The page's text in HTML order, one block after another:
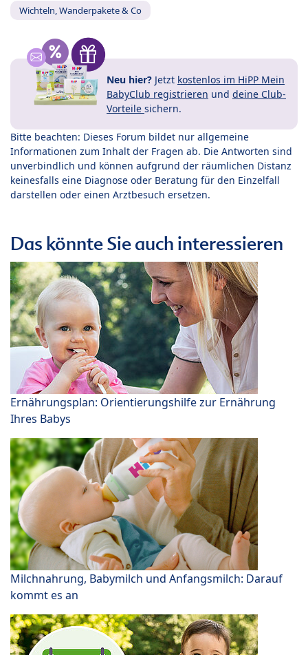
Wichteln, Wanderpakete & Co
Neu hier? Jetzt kostenlos im HiPP Mein
BabyClub registrieren und deine Club-
Vorteile sichern.
Bitte beachten: Dieses Forum bildet nur allgemeine
Informationen zum Inhalt der Fragen ab. Die Antworten sind
unverbindlich und können aufgrund der räumlichen Distanz
keinesfalls eine Diagnose oder Beratung für den Einzelfall
darstellen oder einen Arztbesuch ersetzen.
Das könnte Sie auch interessieren
Ernährungsplan: Orientierungshilfe zur Ernährung
Ihres Babys
Milchnahrung, Babymilch und Anfangsmilch: Darauf
kommt es an